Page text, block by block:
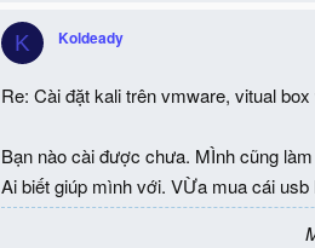
K Koldeady
Re: Cài đặt kali trên vmware, vitual
Bạn nào cài được chưa. MÌnh cũng
Ai biết giúp mình với. VỪa mua cái